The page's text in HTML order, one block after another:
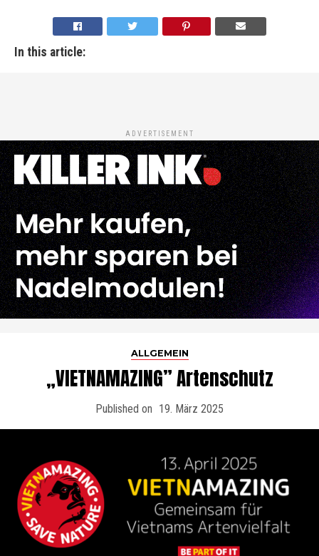
In this article:
ADVERTISEMENT
ALLGEMEIN
„VIETNAMAZING” Artenschutz
Published on 19. März 2025